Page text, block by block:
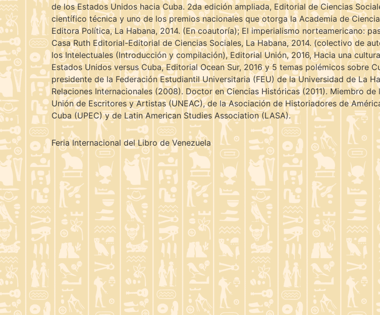
de los Estados Unidos hacia Cuba. 2da edición ampliada, Editorial de Ciencias
científico técnica y uno de los premios nacionales que otorga la Academia de
Editora Política, La Habana, 2014. (En coautoría); El imperialismo norteamericano:
Casa Ruth Editorial-Editorial de Ciencias Sociales, La Habana, 2014. (colectivo de
los Intelectuales (Introducción y compilación), Editorial Unión, 2016, Hacia una
Estados Unidos versus Cuba, Editorial Ocean Sur, 2016 y 5 temas polémicos sobre
presidente de la Federación Estudiantil Universitaria (FEU) de la Universidad de La
Relaciones Internacionales (2008). Doctor en Ciencias Históricas (2011). Miembro
Unión de Escritores y Artistas (UNEAC), de la Asociación de Historiadores de
Cuba (UPEC) y de Latin American Studies Association (LASA).
Feria Internacional del Libro de Venezuela